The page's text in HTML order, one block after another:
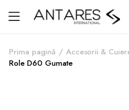
Prima pagină Accesorii &
Role D60 Gumate